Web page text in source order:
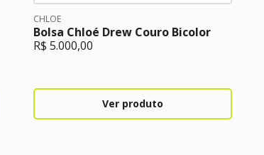
CHLOE
Bolsa Chloé Drew Couro Bicolor
R$ 5.000,00
Ver produto